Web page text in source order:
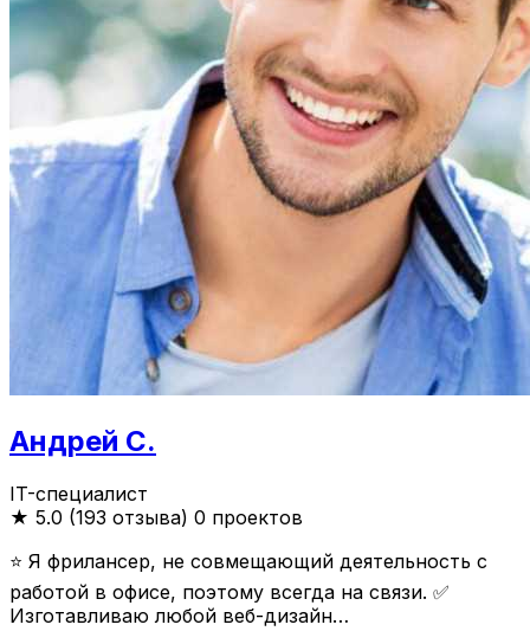
Андрей С.
IT-специалист
★ 5.0 (193 отзыва) 0 проектов
⭐️ Я фрилансер, не совмещающий деятельность с
работой в офисе, поэтому всегда на связи. ✅
Изготавливаю любой веб-дизайн…